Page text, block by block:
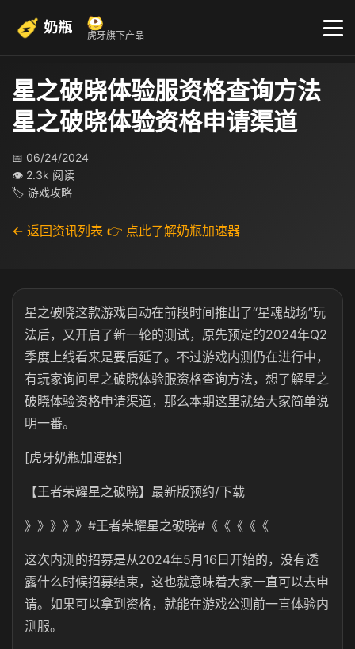
奶瓶 虎牙旗下产品
星之破晓体验服资格查询方法
星之破晓体验资格申请渠道
📅 06/24/2024
👁 2.3k 阅读
🏷 游戏攻略
← 返回资讯列表 👉 点此了解奶瓶加速器
星之破晓这款游戏自动在前段时间推出了“星魂战场”玩
法后，又开启了新一轮的测试，原先预定的2024年Q2
季度上线看来是要后延了。不过游戏内测仍在进行中，
有玩家询问星之破晓体验服资格查询方法，想了解星之
破晓体验资格申请渠道，那么本期这里就给大家简单说
明一番。
[虎牙奶瓶加速器]
【王者荣耀星之破晓】最新版预约/下载
》》》》》#王者荣耀星之破晓#《《《《《
这次内测的招募是从2024年5月16日开始的，没有透
露什么时候招募结束，这也就意味着大家一直可以去申
请。如果可以拿到资格，就能在游戏公测前一直体验内
测服。